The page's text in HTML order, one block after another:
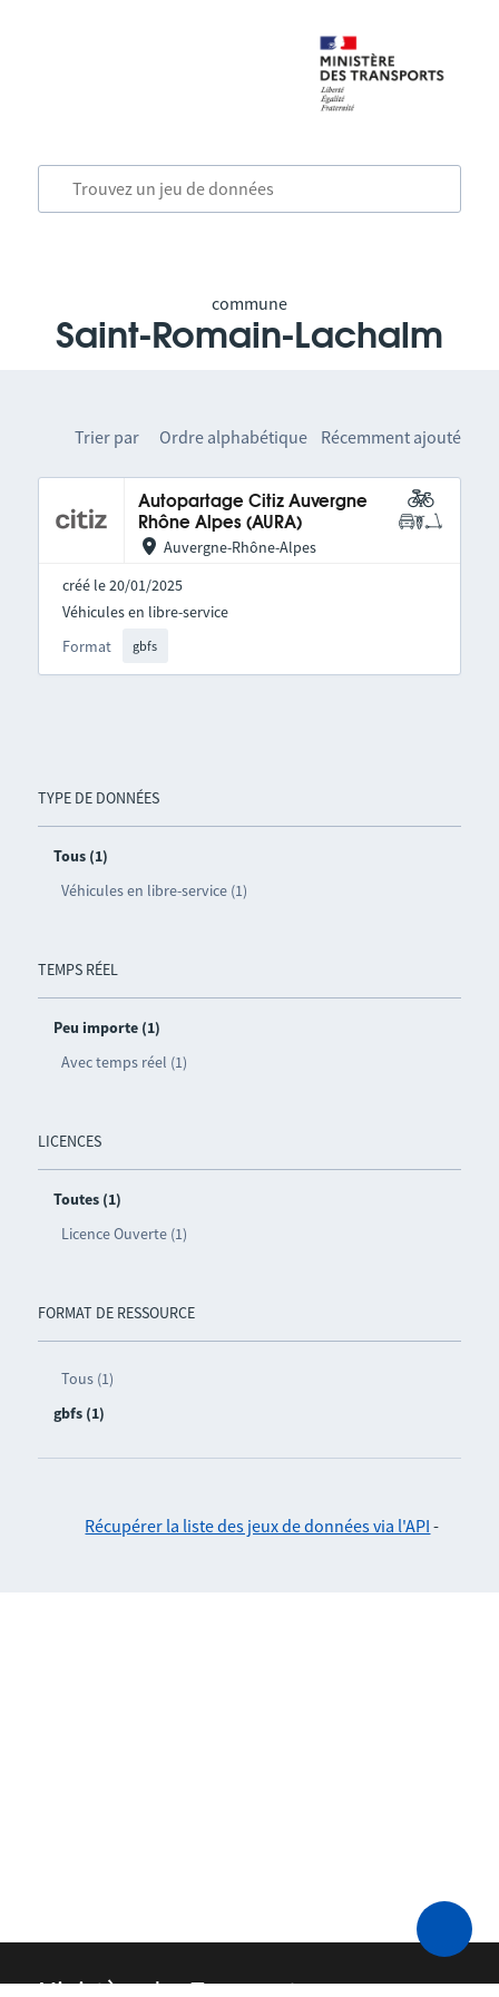
commune
Saint-Romain-Lachalm
TYPE DE DONNÉES
Tous (1)
Véhicules en libre-service (1)
TEMPS RÉEL
Peu importe (1)
Avec temps réel (1)
LICENCES
Toutes (1)
Licence Ouverte (1)
FORMAT DE RESSOURCE
Tous (1)
gbfs (1)
Trier par Ordre alphabétique Récemment ajouté
Autopartage Citiz Auvergne
Rhône Alpes (AURA)
Auvergne-Rhône-Alpes
créé le 20/01/2025
Format gbfs
Véhicules en libre-service
Récupérer la liste des jeux de données via l'API -